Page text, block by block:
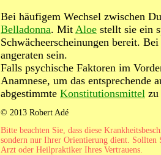
Bei häufigem Wechsel zwischen
Belladonna. Mit Aloe stellt sie ein
Schwächeerscheinungen bereit.
angeraten sein.
Falls psychische Faktoren im
Anamnese, um das entsprechende
abgestimmte Konstitutionsmittel
© 2013 Robert Adé
Bitte beachten Sie, dass diese
sondern nur Ihrer Orientierung dient. Sollten
Arzt oder Heilpraktiker Ihres Vertrauens.